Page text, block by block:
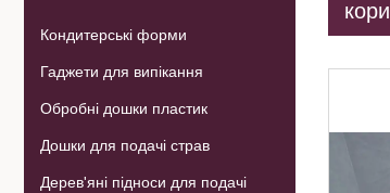
Кондитерські форми
Гаджети для випікання
Обробні дошки пластик
Дошки для подачі страв
Дерев'яні підноси для подачі